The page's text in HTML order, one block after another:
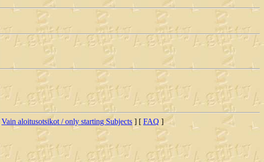
Vain aloitusotsikot / only starting Subjects ] [ FAQ ]